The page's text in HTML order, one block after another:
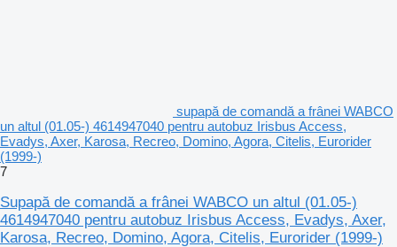
supapă de comandă a frânei WABCO
un altul (01.05-) 4614947040 pentru autobuz Irisbus Access,
Evadys, Axer, Karosa, Recreo, Domino, Agora, Citelis, Eurorider
(1999-)
7
Supapă de comandă a frânei WABCO un altul (01.05-)
4614947040 pentru autobuz Irisbus Access, Evadys, Axer,
Karosa, Recreo, Domino, Agora, Citelis, Eurorider (1999-)